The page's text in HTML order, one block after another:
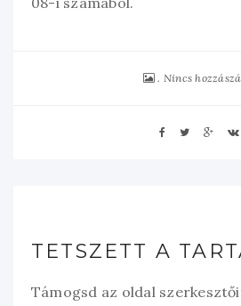
Nincs
TETSZETT A
Támogsd az oldal